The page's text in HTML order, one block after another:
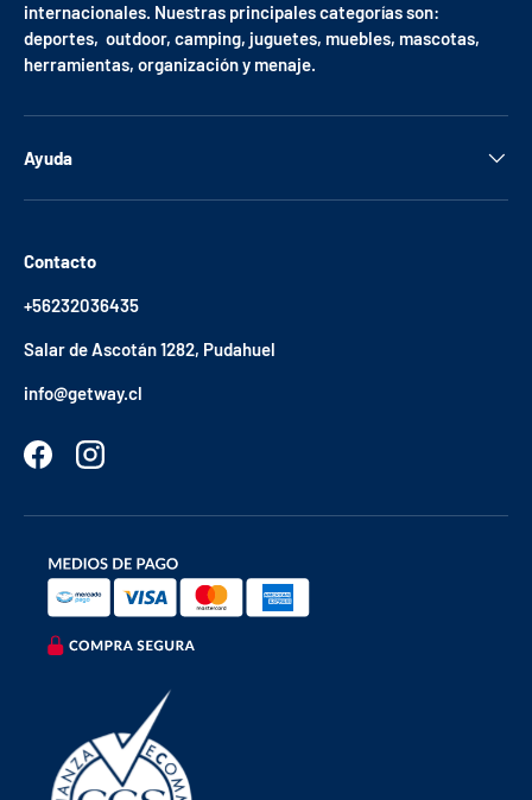
internacionales. Nuestras principales categorías son:
deportes, outdoor, camping, juguetes, muebles, mascotas,
herramientas, organización y menaje.
Ayuda
Contacto
+56232036435
Salar de Ascotán 1282, Pudahuel
info@getway.cl
FacebookInstagram